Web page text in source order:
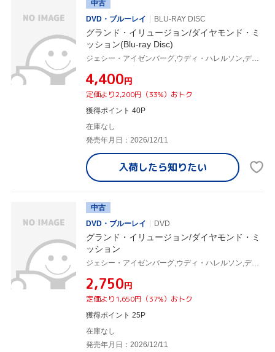
中古
DVD・ブルーレイ
BLU-RAY DISC
グランド・イリュージョン/ダイヤモンド・ミ
ッション(Blu-ray Disc)
ジェシー・アイゼンバーグ,ウディ・ハレルソン,デイヴ・フランコ,アイラ・フィッシャー,ジャスティス・スミス,ドミニク・セッサ,アリアナ・グリーンブラット,ルーベン・フライシャー
¥4,400円
定価より2,200円（33%）おトク
獲得ポイント 40P
在庫なし
発売年月日：2026/12/11
入荷したら知りたい
中古
DVD・ブルーレイ
DVD
グランド・イリュージョン/ダイヤモンド・ミ
ッション
ジェシー・アイゼンバーグ,ウディ・ハレルソン,デイヴ・フランコ,アイラ・フィッシャー,ジャスティス・スミス,ドミニク・セッサ,アリアナ・グリーンブラット,ルーベン・フライシャー
¥2,750円
定価より1,650円（37%）おトク
獲得ポイント 25P
在庫なし
発売年月日：2026/12/11